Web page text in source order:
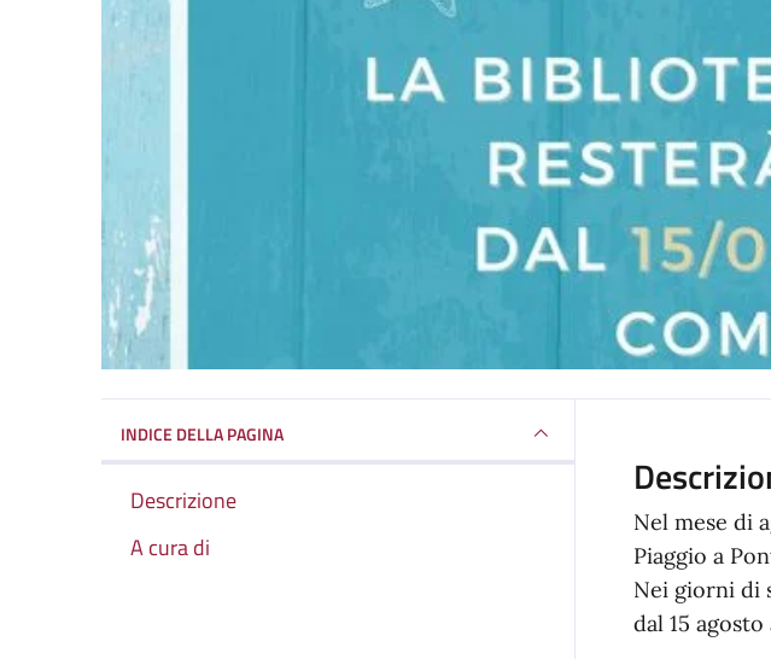
INDICE DELLA PAGINA
Descrizione
A cura di
Nel mese di
Piaggio a
Nei giorni di
dal 15